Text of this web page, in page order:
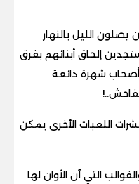
يصلون الليل بالنهار
إلحاق أبنائهم بفرق
أصحاب شهرة ذائعة
اللعبات الأخرى يمكن
التي آن الأوان لها